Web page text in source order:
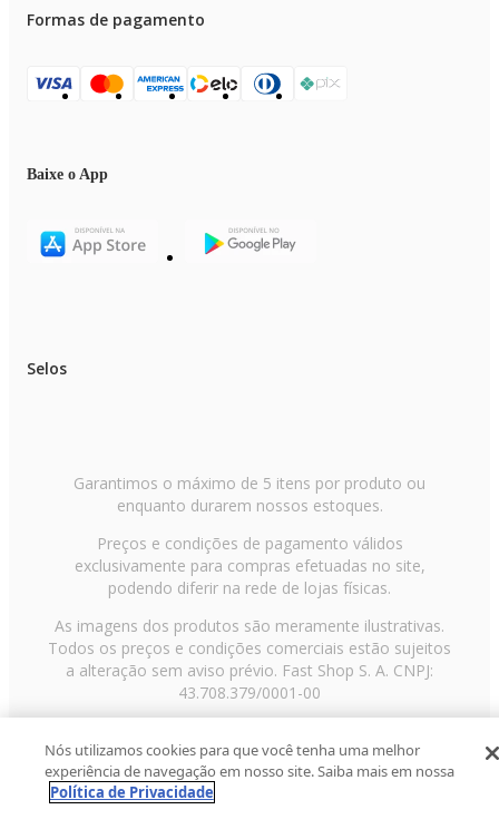
Formas de pagamento
Baixe o App
Selos
Garantimos o máximo de 5 itens por produto ou
enquanto durarem nossos estoques.
Preços e condições de pagamento válidos
exclusivamente para compras efetuadas no site,
podendo diferir na rede de lojas físicas.
As imagens dos produtos são meramente ilustrativas.
Todos os preços e condições comerciais estão sujeitos
a alteração sem aviso prévio. Fast Shop S. A. CNPJ:
43.708.379/0001-00
Paulo/SP, CEP 02029-001, Telefone: 11 3003-3728 ©
2013 Fast Shop - Todos os direitos reservadosRF
Nós utilizamos cookies para que você tenha uma melhor
experiência de navegação em nosso site. Saiba mais em nossa
Política de Privacidade